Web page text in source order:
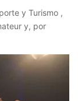
y Turismo ,
y, por